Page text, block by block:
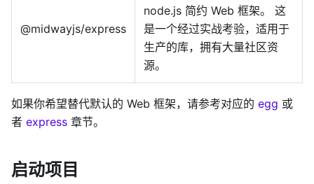
@midwayjs/express
node.js 简约 Web 框架。 这
是一个经过实战考验，适用于
生产的库，拥有大量社区资
源。
如果你希望替代默认的 Web 框架，请参考对应的 egg 或
者 express 章节。
启动项目